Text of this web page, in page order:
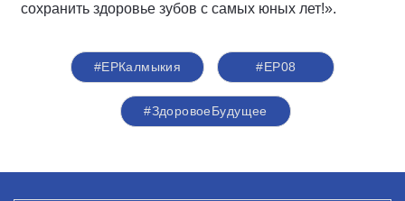
сохранить здоровье зубов с самых юных лет!».
#ЕРКалмыкия #ЕР08
#ЗдоровоеБудущее